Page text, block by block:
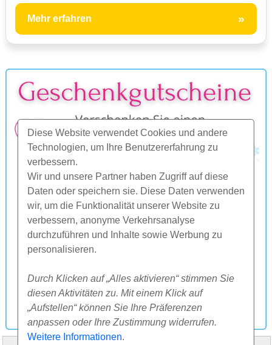
Diese Website verwendet Cookies und andere
Technologien, um Ihre Benutzererfahrung zu
verbessern.
Wir und unsere Partner haben Zugriff auf diese
Daten oder speichern sie. Diese Daten verwenden
wir, um die Funktionalität unserer Website zu
verbessern, anonyme Verkehrsanalyse
durchzuführen und Inhalte sowie Werbung zu
personalisieren.
Durch Klicken auf „Alles aktivieren“ stimmen Sie
diesen Aktivitäten zu. Mit einem Klick auf
„Aufstellen“ können Sie Ihre Präferenzen
anpassen oder Ihre Zustimmung widerrufen.
Weitere Informationen.
Mehr erfahren »